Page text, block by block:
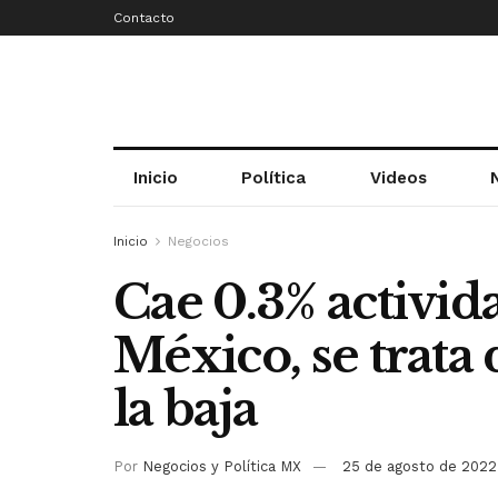
Contacto
Inicio Política Videos
Inicio Negocios
Cae 0.3%
México, se trata
la baja
Por Negocios y Política MX 25 de agosto de 2022